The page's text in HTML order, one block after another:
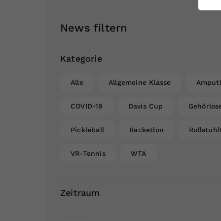
News filtern
Kategorie
Alle Allgemeine Klasse
COVID-19 Davis Cup
Pickleball Racketlon
VR-Tennis WTA
Zeitraum